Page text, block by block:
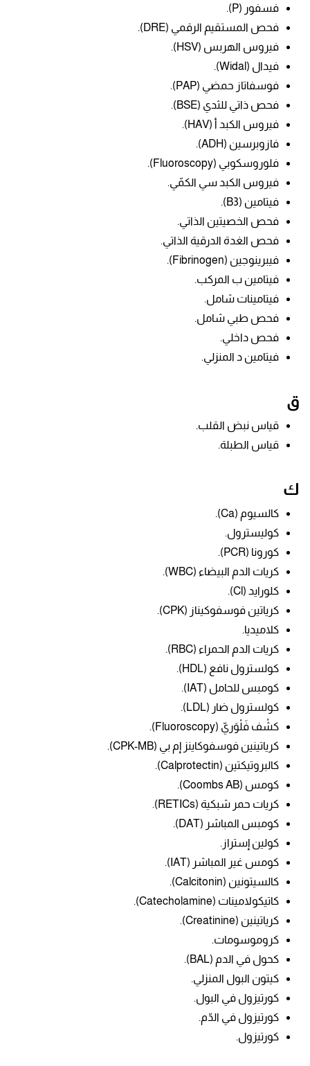
فسفور (P).
فحص المستقيم الرقمي (DRE).
فيروس الهربس (HSV).
فيدال (Widal).
فوسفاتاز حمضي (PAP).
فحص ذاتي للثدي (BSE).
فيروس الكبد أ (HAV).
فازوبرسين (ADH).
فلوروسكوبي (Fluoroscopy).
فيروس الكبد سي الكمّي.
فيتامين (B3).
فحص الخصيتين الذاتي.
فحص الغدة الدرقية الذاتي.
فيبرينوجين (Fibrinogen).
فيتامين ب المركب.
فيتامينات شامل.
فحص طبي شامل.
فحص داخلي.
فيتامين د المنزلي.
ق
قياس نبض القلب.
قياس الطبلة.
ك
كالسيوم (Ca).
كوليسترول.
كورونا (PCR).
كريات الدم البيضاء (WBC).
كلورايد (Cl).
كرياتين فوسفوكيناز (CPK).
كلاميديا.
كريات الدم الحمراء (RBC).
كولسترول نافع (HDL).
كومبس للحامل (IAT).
كولسترول ضار (LDL).
كشْف فَلْوَريّ (Fluoroscopy).
كرياتينين فوسفوكاينز إم بي (CPK-MB).
كالبروتيكتين (Calprotectin).
كومس (Coombs AB).
كريات حمر شبكية (RETICs).
كومبس المباشر (DAT).
كولين إستراز.
كومس غير المباشر (IAT).
كالسيتونين (Calcitonin).
كاتيكولامينات (Catecholamine).
كرياتينين (Creatinine).
كروموسومات.
كحول في الدم (BAL).
كيتون البول المنزلي.
كورتيزول في البول.
كورتيزول في الدّم.
كورتيزول.